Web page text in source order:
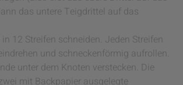
das untere Teigdrittel auf das
12 Streifen schneiden. Jeden Streifen
und schneckenförmig aufrollen.
unter dem Knoten verstecken. Die
mit Backpapier ausgelegte